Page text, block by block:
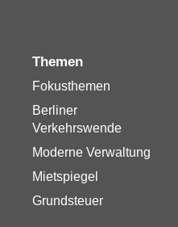
Themen
Fokusthemen
Berliner
Verkehrswende
Moderne Verwaltung
Mietspiegel
Grundsteuer